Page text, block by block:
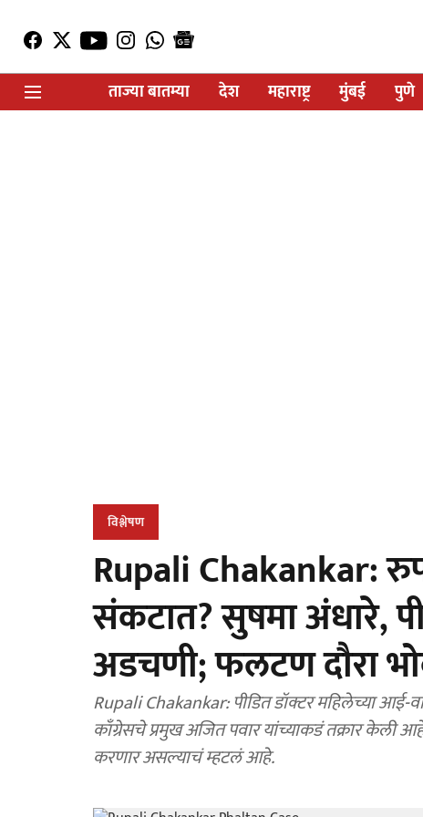
ताज्या बातम्या
देश महाराष्ट्र मुंबई पुणे
विश्लेषण
Rupali Chakankar:
संकटात? सुषमा अंधारे,
अडचणी; फलटण दौरा
Rupali Chakankar: पीडित डॉक्टर महिलेच्या आई-
काँग्रेसचे प्रमुख अजित पवार यांच्याकडं तक्रार केली
करणार असल्याचं म्हटलं आहे.